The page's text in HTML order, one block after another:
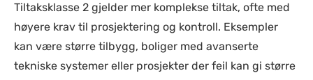
Tiltaksklasse 2 gjelder mer komplekse tiltak, ofte med
høyere krav til prosjektering og kontroll. Eksempler
kan være større tilbygg, boliger med avanserte
tekniske systemer eller prosjekter der feil kan gi større